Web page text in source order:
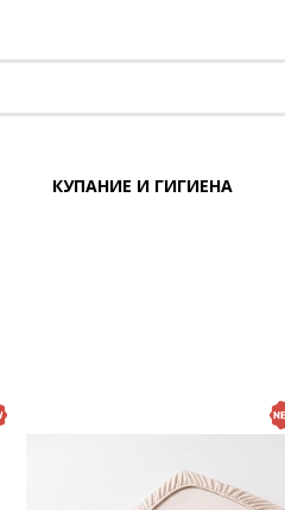
КУПАНИЕ И ГИГИЕНА